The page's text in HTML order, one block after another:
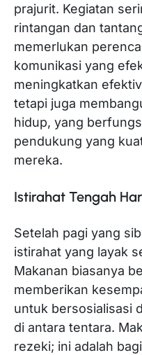
prajurit. Kegiatan
rintangan dan
memerlukan
komunikasi yang
meningkatkan
tetapi juga
hidup, yang
pendukung yang
mereka.
Istirahat Tengah
Setelah pagi yang
istirahat yang layak
Makanan biasanya
memberikan
untuk bersosialisasi
di antara tentara.
rezeki; ini adalah